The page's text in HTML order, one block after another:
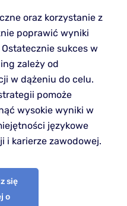
oraz korzystanie z
poprawić wyniki
sukces w
zależy od
w dążeniu do celu.
pomoże
wysokie wyniki w
językowe
i karierze zawodowej.
się
o